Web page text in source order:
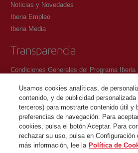
Noticias y Novedades
Iberia Empleo
Iberia Media
Transparencia
Condiciones Generales del Programa Iberia
Política de protección de datos personales
Gestión y Política de cookies
Contacto
©Iberia Joven 2026. Todos los derechos
Usamos cookies analíticas, de
contenido, y de publicidad
terceros) para mostrarte contenido útil y
preferencias de navegación. Para
cookies, pulsa el botón Aceptar. Para
rechazar su uso, pulsa en Configuración
más información, lee la Política de